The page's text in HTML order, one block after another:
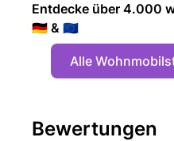
Entdecke über 4.000
🇩🇪 & 🇪🇺
Alle
Bewertungen